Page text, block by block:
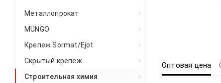
Металлопрокат
MUNGO
Крепеж Sormat/Ejot
Скрытый крепеж
Строительная химия
Оптовая цена